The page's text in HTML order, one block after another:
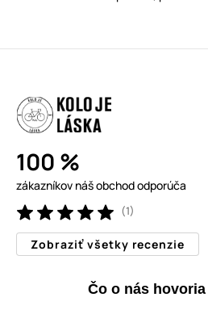
100 %
zákazníkov náš obchod odporúča
(1)
Zobraziť všetky recenzie
Čo o nás